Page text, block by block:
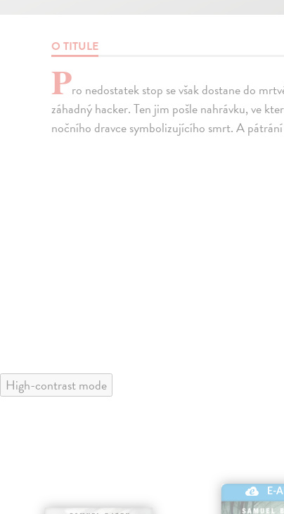
O TITULE
Pro nedostatek stop se však dostane do
záhadný hacker. Ten jim pošle nahrávku, ve
nočního dravce symbolizujícího smrt. A
High-contrast mode
E-